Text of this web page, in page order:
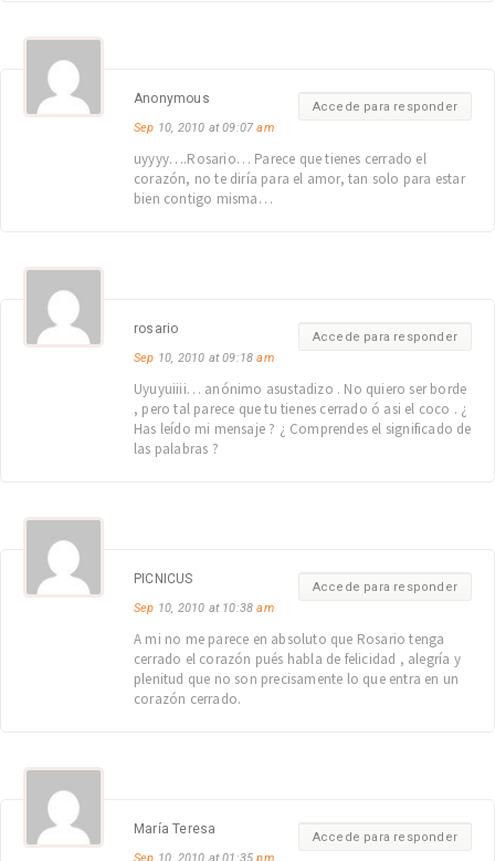
Accede para responder
Anonymous
Sep 10, 2010 at 09:07am
uyyyy….Rosario… Parece que tienes cerrado el
corazón, no te diría para el amor, tan solo para estar
bien contigo misma…
Accede para responder
rosario
Sep 10, 2010 at 09:18am
Uyuyuiiii… anónimo asustadizo . No quiero ser borde
, pero tal parece que tu tienes cerrado ó asi el coco . ¿
Has leído mi mensaje ? ¿ Comprendes el significado de
las palabras ?
Accede para responder
PICNICUS
Sep 10, 2010 at 10:38am
A mi no me parece en absoluto que Rosario tenga
cerrado el corazón pués habla de felicidad , alegría y
plenitud que no son precisamente lo que entra en un
corazón cerrado.
Accede para responder
María Teresa